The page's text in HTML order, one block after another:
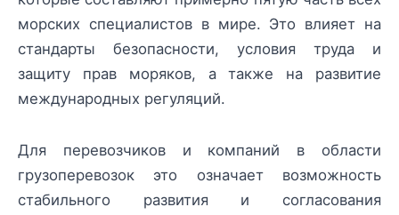
морских специалистов в мире. Это влияет на
стандарты безопасности, условия труда и
защиту прав моряков, а также на развитие
международных регуляций.
Для перевозчиков и компаний в области
грузоперевозок это означает возможность
стабильного развития и согласования